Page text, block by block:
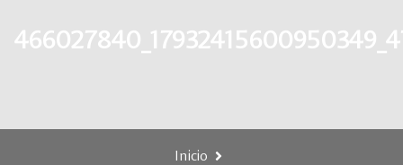
Inicio